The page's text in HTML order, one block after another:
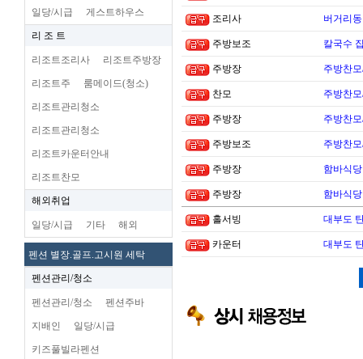
일당/시급 게스트하우스
리 조 트
리조트조리사 리조트주방장
리조트주 룸메이드(청소)
리조트관리청소
리조트관리청소
리조트카운터안내
리조트찬모
해외취업
일당/시급 기타 해외
펜션 별장.골프.고시원 세탁
펜션관리/청소
펜션관리/청소 펜션주바
지배인 일당/시급
키즈풀빌라펜션
조리사 버거리
주방보조 칼국수
주방장 주방찬
찬모 주방찬
주방장 주방찬
주방보조 주방찬
주방장 함바식
주방장 함바식
홀서빙 대부도
카운터 대부도